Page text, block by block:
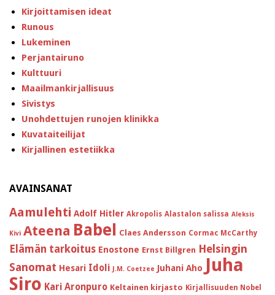
Kirjoittamisen ideat
Runous
Lukeminen
Perjantairuno
Kulttuuri
Maailmankirjallisuus
Sivistys
Unohdettujen runojen klinikka
Kuvataiteilijat
Kirjallinen estetiikka
AVAINSANAT
Aamulehti Adolf Hitler Akropolis Alastalon salissa Aleksis
Kivi Ateena Babel Claes Andersson Cormac McCarthy
Elämän tarkoitus Enostone Ernst Billgren Helsingin
Sanomat Hesari Idoli J.M. Coetzee Juhani Aho Juha
Siro Kari Aronpuro Keltainen kirjasto Kirjallisuuden Nobel